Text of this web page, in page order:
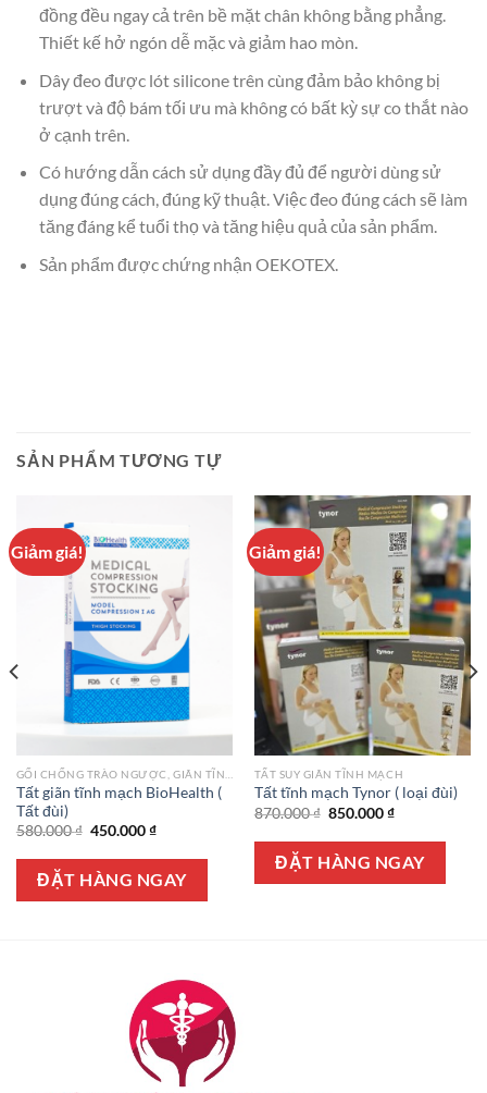
đồng đều ngay cả trên bề mặt chân không bằng phẳng.
Thiết kế hở ngón dễ mặc và giảm hao mòn.
Dây đeo được lót silicone trên cùng đảm bảo không bị
trượt và độ bám tối ưu mà không có bất kỳ sự co thắt nào
ở cạnh trên.
Có hướng dẫn cách sử dụng đầy đủ để người dùng sử
dụng đúng cách, đúng kỹ thuật. Việc đeo đúng cách sẽ làm
tăng đáng kể tuổi thọ và tăng hiệu quả của sản phẩm.
Sản phẩm được chứng nhận OEKOTEX.
SẢN PHẨM TƯƠNG TỰ
Giảm giá!
Tất giãn tĩnh mạch BioHealth (
Tất đùi)
580.000₫ Giá
là:
580.000 ₫.
450.000₫Giá
tại
là:
450.000 ₫.
ĐẶT HÀNG NGAY
Giảm giá!
TẤT SUY GIÃN TĨNH MẠCH
Tất tĩnh mạch Tynor ( loại đùi)
870.000₫ Giá
là:
870.000 ₫.
850.000₫Giá
tại
là:
850.000 ₫.
ĐẶT HÀNG NGAY